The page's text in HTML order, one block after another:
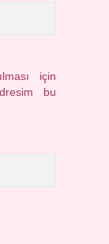
için
bu